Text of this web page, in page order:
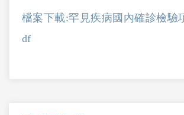
檔案下載:罕見疾病國內確診檢驗
df